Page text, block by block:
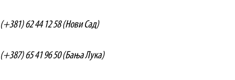
(+381) 62 44 12 58 (Нови Сад)
(+387) 65 41 96 50 (Бања Лука)